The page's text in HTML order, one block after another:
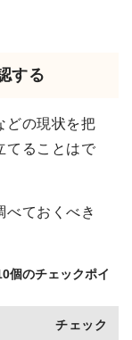
する
どの現状を把
てることはで
べておくべき
個のチェックポイ
チェック